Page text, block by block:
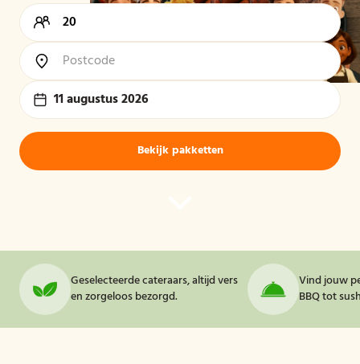
11 augustus 2026
Bekijk pakketten
Geselecteerde cateraars, altijd vers
en zorgeloos bezorgd.
Vind jouw
BBQ tot